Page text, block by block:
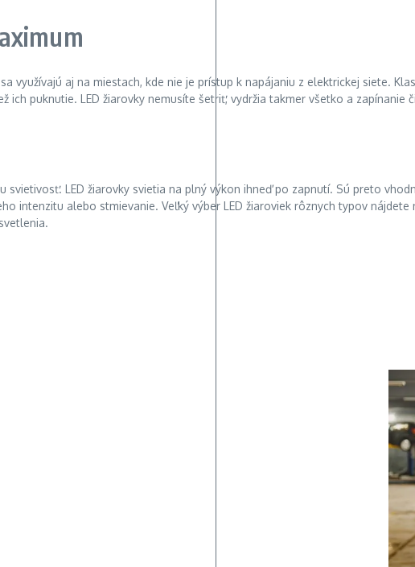
využívajú aj na miestach, kde nie je prístup k napájaniu z elektrickej siete.
puknutie. LED žiarovky nemusíte šetriť, vydržia takmer všetko a zapínanie
svietivosť. LED žiarovky svietia na plný výkon ihneď po zapnutí. Sú preto
intenzitu alebo stmievanie. Veľký výber LED žiaroviek rôznych typov nájdete